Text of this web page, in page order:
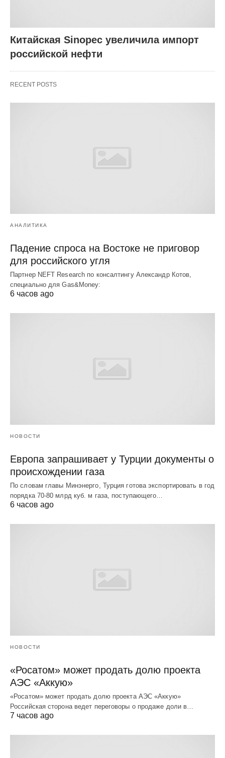
Китайская Sinopec увеличила импорт
российской нефти
RECENT POSTS
АНАЛИТИКА
Падение спроса на Востоке не приговор
для российского угля
Партнер NEFT Research по консалтингу Александр Котов,
специально для Gas&Money:
6 часов ago
НОВОСТИ
Европа запрашивает у Турции документы о
происхождении газа
По словам главы Минэнерго, Турция готова экспортировать в год
порядка 70-80 млрд куб. м газа, поступающего…
6 часов ago
НОВОСТИ
«Росатом» может продать долю проекта
АЭС «Аккую»
«Росатом» может продать долю проекта АЭС «Аккую»
Российская сторона ведет переговоры о продаже доли в…
7 часов ago